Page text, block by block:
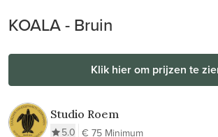
KOALA - Bruin
Klik hier om prijzen te
Studio Roem
5.0 € 75 Minimum